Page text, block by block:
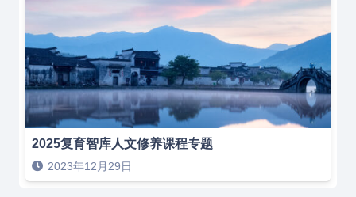
2025复育智库人文修养课程专题
2023年12月29日